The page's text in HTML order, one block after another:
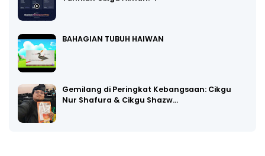
BAHAGIAN TUBUH HAIWAN
Gemilang di Peringkat Kebangsaan: Cikgu
Nur Shafura & Cikgu Shazw…